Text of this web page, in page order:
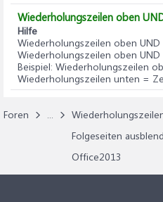
Wiederholungszeilen oben
Hilfe
Wiederholungszeilen oben
Wiederholungszeilen oben
Beispiel: Wiederholungszeilen
Wiederholungszeilen unten =
Foren ...
Folgeseiten
Office2013